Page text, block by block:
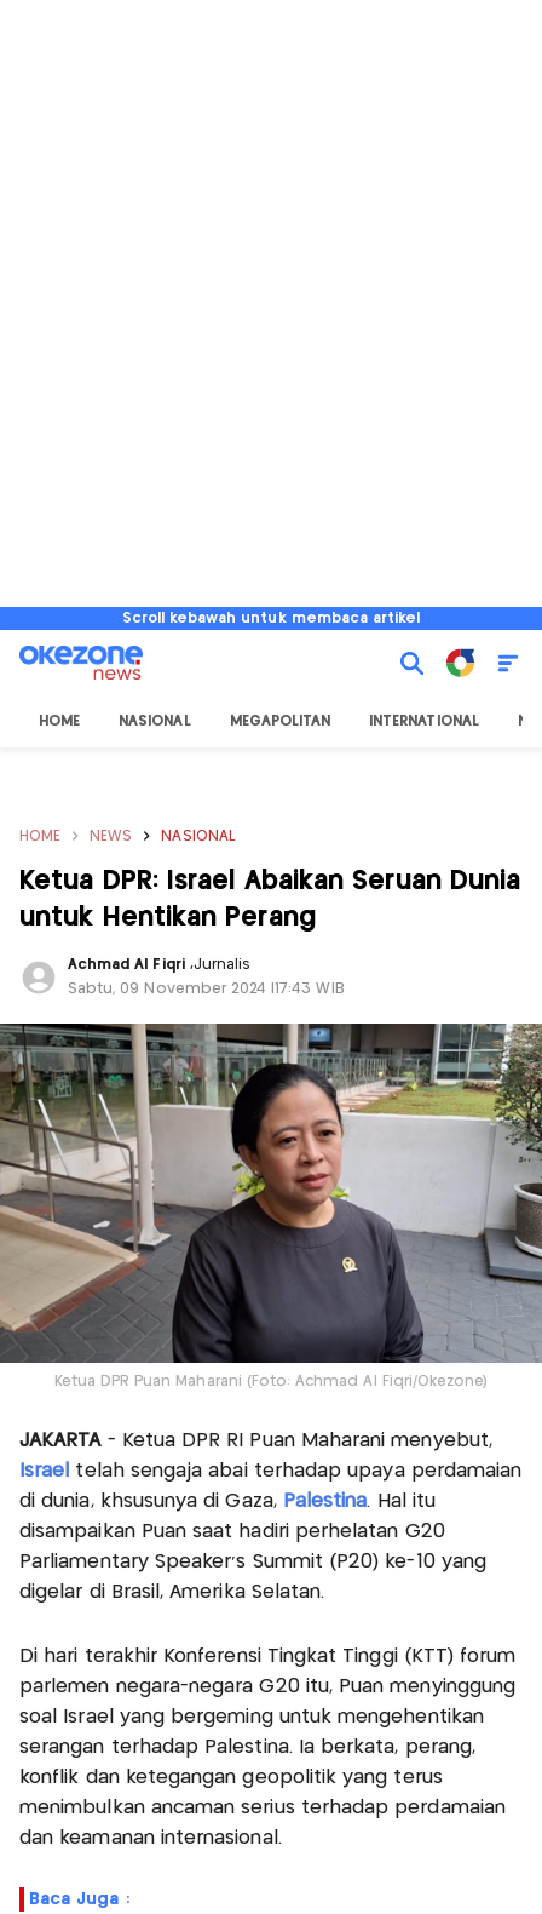
Scroll kebawah untuk membaca artikel
HOME NASIONAL MEGAPOLITAN INTERNATIONAL
HOME NEWS NASIONAL
Ketua DPR: Israel Abaikan Seruan Dunia
untuk Hentikan Perang
Achmad Al Fiqri ,Jurnalis
Sabtu, 09 November 2024 |17:43 WIB
Ketua DPR Puan Maharani (Foto: Achmad Al Fiqri/Okezone)
JAKARTA - Ketua DPR RI Puan Maharani menyebut,
Israel telah sengaja abai terhadap upaya perdamaian
di dunia, khsusunya di Gaza, Palestina. Hal itu
disampaikan Puan saat hadiri perhelatan G20
Parliamentary Speaker's Summit (P20) ke-10 yang
digelar di Brasil, Amerika Selatan.
Di hari terakhir Konferensi Tingkat Tinggi (KTT) forum
parlemen negara-negara G20 itu, Puan menyinggung
soal Israel yang bergeming untuk mengehentikan
serangan terhadap Palestina. Ia berkata, perang,
konflik dan ketegangan geopolitik yang terus
menimbulkan ancaman serius terhadap perdamaian
dan keamanan internasional.
Baca Juga :